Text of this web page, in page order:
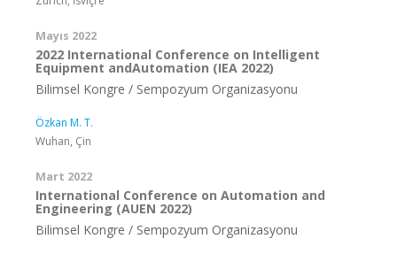
Mayıs 2022
2022 International Conference on Intelligent
Equipment andAutomation (IEA 2022)
Bilimsel Kongre / Sempozyum Organizasyonu
Özkan M. T.
Wuhan, Çin
Mart 2022
International Conference on Automation and
Engineering (AUEN 2022)
Bilimsel Kongre / Sempozyum Organizasyonu